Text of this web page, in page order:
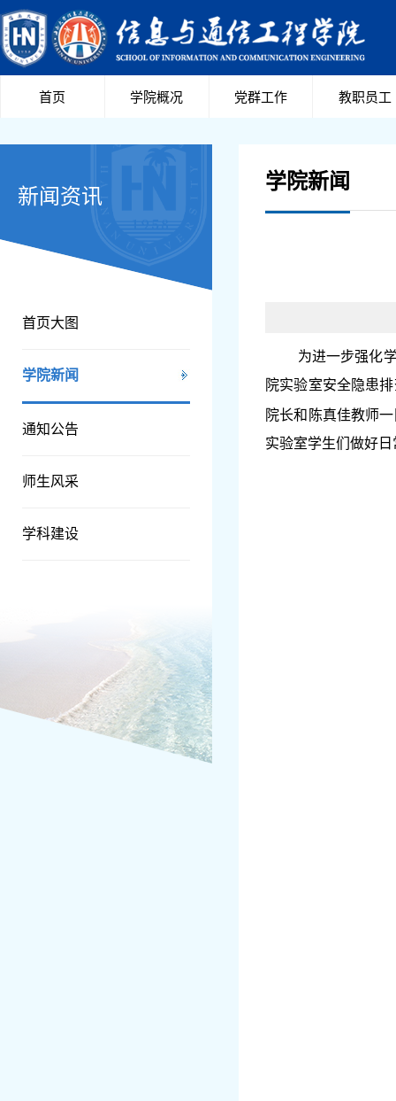
首页 学院概况 党群工作 教职员工
新闻资讯
首页大图
学院新闻
通知公告
师生风采
学科建设
学院新闻
为进一步强化
院实验室安全隐患
院长和陈真佳教师
实验室学生们做好